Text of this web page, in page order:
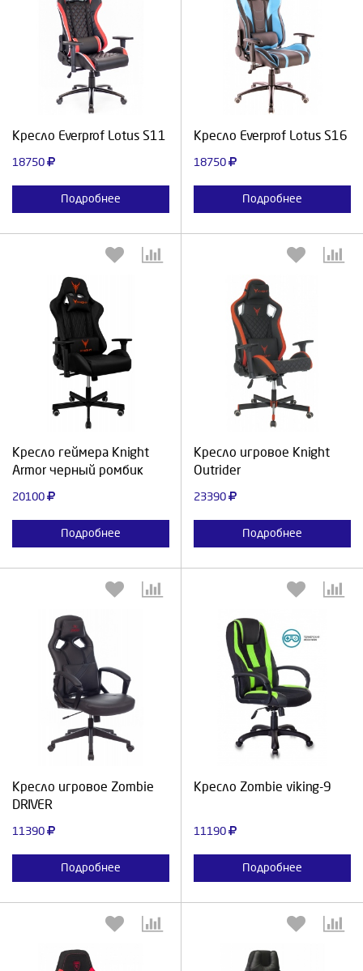
Кресло Everprof Lotus S11
18750
Подробнее
Выберите количество:
Продолжить Отмена
Кресло Everprof Lotus S16
18750
Подробнее
Выберите количество:
Продолжить
Кресло геймера Knight
Armor черный ромбик
20100
Подробнее
Выберите количество:
Кресло игровое Knight
Outrider
23390
Подробнее
Выберите количество:
Кресло игровое Zombie
DRIVER
11390
Подробнее
Выберите количество:
Кресло Zombie viking-9
11190
Подробнее
Выберите количество: